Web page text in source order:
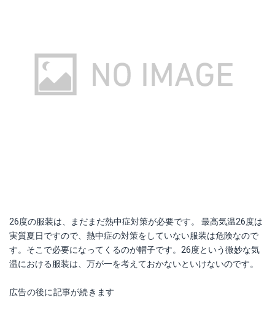
26度の服装は、まだまだ熱中症対策が必要です。 最高気温26度は
実質夏日ですので、熱中症の対策をしていない服装は危険なので
す。そこで必要になってくるのが帽子です。26度という微妙な気
温における服装は、万が一を考えておかないといけないのです。
広告の後に記事が続きます